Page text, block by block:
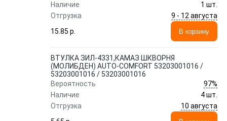
Наличие
1 шт.
Отгрузка
9 - 12 августа
15.85 p.
В корзину
ВТУЛКА ЗИЛ-4331,КАМАЗ ШКВОРНЯ
(МОЛИБДЕН) AUTO-COMFORT 53203001016 /
53203001016 / 53203001016
Вероятность
97%
Наличие
4 шт.
Отгрузка
10 августа